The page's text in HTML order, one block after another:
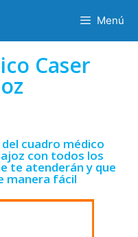
Menú
Caser
cuadro médico
con todos los
te atenderán y que
manera fácil